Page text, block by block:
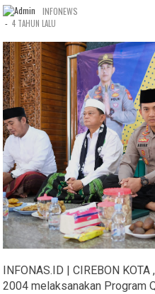
INFONEWS
- 4 TAHUN LALU
INFONAS.ID | CIREBON
2004 melaksanakan Program